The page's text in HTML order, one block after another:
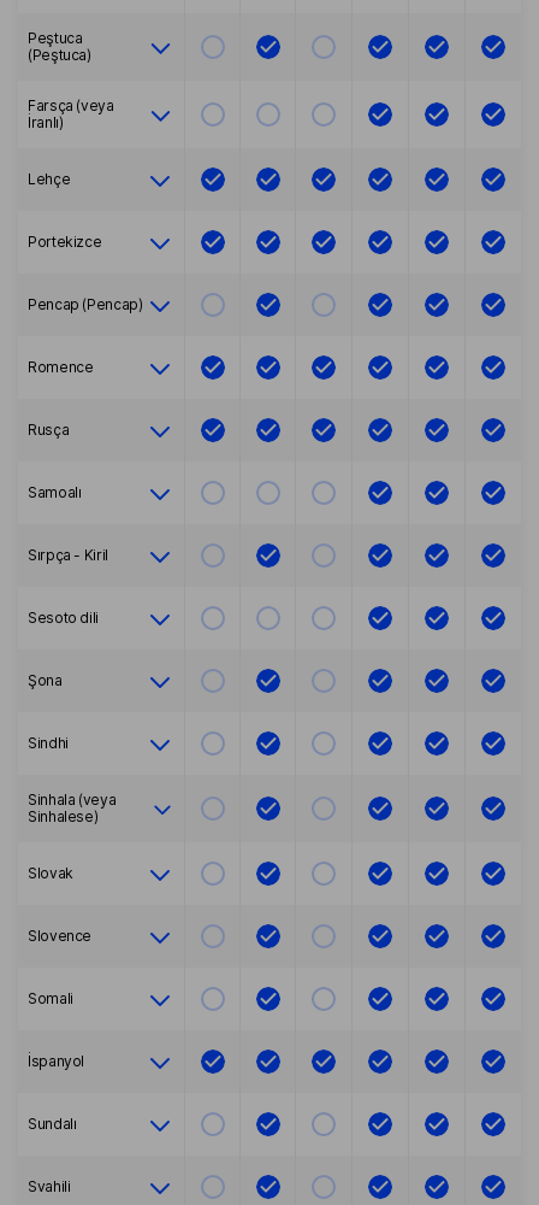
Peştuca
(Peştuca)
Farsça (veya
İranlı)
Lehçe
Portekizce
Pencap (Pencap)
Romence
Rusça
Samoalı
Sırpça - Kiril
Sesoto dili
Şona
Sindhi
Sinhala (veya
Sinhalese)
Slovak
Slovence
Somali
İspanyol
Sundalı
Svahili